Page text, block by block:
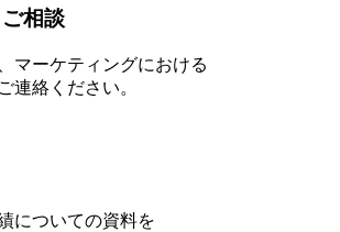
相談
マーケティングにおける
連絡ください。
についての資料を